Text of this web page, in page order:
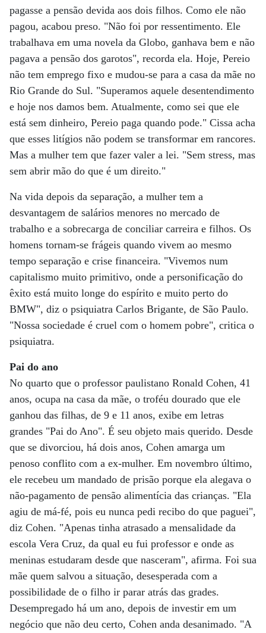
pagasse a pensão devida aos dois filhos. Como ele não
pagou, acabou preso. "Não foi por ressentimento. Ele
trabalhava em uma novela da Globo, ganhava bem e não
pagava a pensão dos garotos", recorda ela. Hoje, Pereio
não tem emprego fixo e mudou-se para a casa da mãe no
Rio Grande do Sul. "Superamos aquele desentendimento
e hoje nos damos bem. Atualmente, como sei que ele
está sem dinheiro, Pereio paga quando pode." Cissa acha
que esses litígios não podem se transformar em rancores.
Mas a mulher tem que fazer valer a lei. "Sem stress, mas
sem abrir mão do que é um direito."
Na vida depois da separação, a mulher tem a
desvantagem de salários menores no mercado de
trabalho e a sobrecarga de conciliar carreira e filhos. Os
homens tornam-se frágeis quando vivem ao mesmo
tempo separação e crise financeira. "Vivemos num
capitalismo muito primitivo, onde a personificação do
êxito está muito longe do espírito e muito perto do
BMW", diz o psiquiatra Carlos Brigante, de São Paulo.
"Nossa sociedade é cruel com o homem pobre", critica o
psiquiatra.
Pai do ano
No quarto que o professor paulistano Ronald Cohen, 41
anos, ocupa na casa da mãe, o troféu dourado que ele
ganhou das filhas, de 9 e 11 anos, exibe em letras
grandes "Pai do Ano". É seu objeto mais querido. Desde
que se divorciou, há dois anos, Cohen amarga um
penoso conflito com a ex-mulher. Em novembro último,
ele recebeu um mandado de prisão porque ela alegava o
não-pagamento de pensão alimentícia das crianças. "Ela
agiu de má-fé, pois eu nunca pedi recibo do que paguei",
diz Cohen. "Apenas tinha atrasado a mensalidade da
escola Vera Cruz, da qual eu fui professor e onde as
meninas estudaram desde que nasceram", afirma. Foi sua
mãe quem salvou a situação, desesperada com a
possibilidade de o filho ir parar atrás das grades.
Desempregado há um ano, depois de investir em um
negócio que não deu certo, Cohen anda desanimado. "A